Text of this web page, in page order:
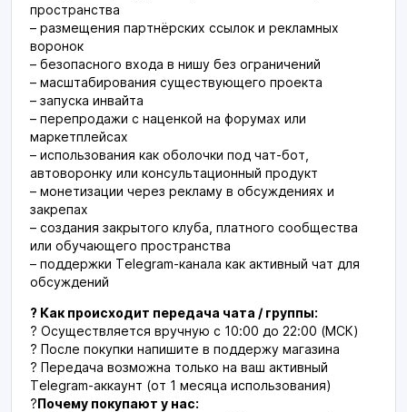
пространства
– размещения партнёрских ссылок и рекламных
воронок
– безопасного входа в нишу без ограничений
– масштабирования существующего проекта
– запуска инвайта
– перепродажи с наценкой на форумах или
маркетплейсах
– использования как оболочки под чат-бот,
автоворонку или консультационный продукт
– монетизации через рекламу в обсуждениях и
закрепах
– создания закрытого клуба, платного сообщества
или обучающего пространства
– поддержки Telegram-канала как активный чат для
обсуждений
? Как происходит передача чата / группы:
? Осуществляется вручную с 10:00 до 22:00 (МСК)
? После покупки напишите в поддержу магазина
? Передача возможна только на ваш активный
Telegram-аккаунт (от 1 месяца использования)
?Почему покупают у нас: